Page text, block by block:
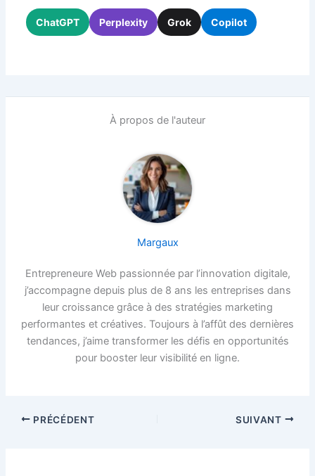
ChatGPT Perplexity Grok Copilot
À propos de l'auteur
Margaux
Entrepreneure Web passionnée par l’innovation digitale,
j’accompagne depuis plus de 8 ans les entreprises dans
leur croissance grâce à des stratégies marketing
performantes et créatives. Toujours à l’affût des dernières
tendances, j’aime transformer les défis en opportunités
pour booster leur visibilité en ligne.
PRÉCÉDENT SUIVANT